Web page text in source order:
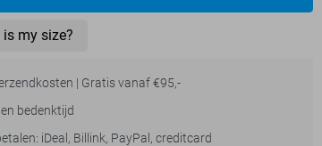
| Gratis vanaf €95,-
bedenktijd
iDeal, Billink, PayPal, creditcard